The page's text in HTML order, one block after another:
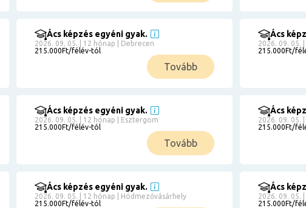
Ács képzés egyéni gyak.
2026. 09. 05. | 12 hónap | Debrecen
215.000Ft/félév-tól
Tovább
Ács
2026. 09. 05.
215.000Ft/
Ács képzés egyéni gyak.
2026. 09. 05. | 12 hónap | Esztergom
215.000Ft/félév-tól
Tovább
Ács
2026. 09. 05.
215.000Ft/
Ács képzés egyéni gyak.
2026. 09. 05. | 12 hónap | Hódmezővásárhely
215.000Ft/félév-tól
Ács
2026. 09. 05.
215.000Ft/